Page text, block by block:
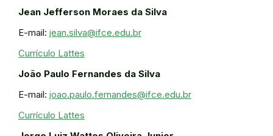
Jean Jefferson Moraes da Silva
E-mail: jean.silva@ifce.edu.br
Currículo Lattes
João Paulo Fernandes da Silva
E-mail: joao.paulo.fernandes@ifce.edu.br
Currículo Lattes